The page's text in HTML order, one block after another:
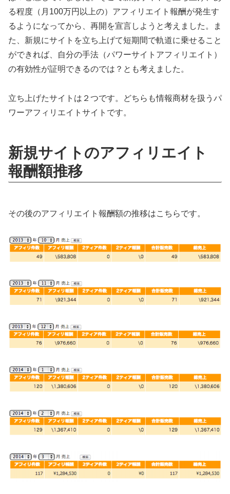
る程度（月100万円以上の）アフィリエイト報酬が発生す
るようになってから、再開を宣言しようと考えました。ま
た、新規にサイトを立ち上げて短期間で軌道に乗せること
ができれば、自分の手法（パワーサイトアフィリエイト）
の有効性が証明できるのでは？とも考えました。
立ち上げたサイトは２つです。どちらも情報商材を扱うパ
ワーアフィリエイトサイトです。
新規サイトのアフィリエイト
報酬額推移
その後のアフィリエイト報酬額の推移はこちらです。